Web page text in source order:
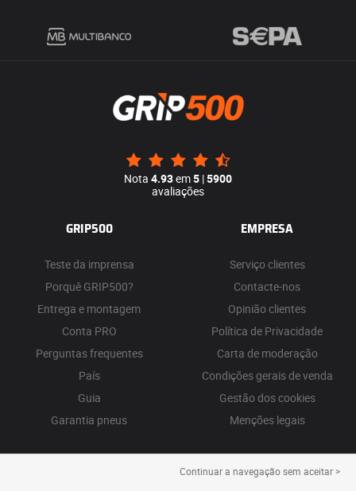
Nota 4.93em5 |5900
avaliações
GRIP500
Teste da imprensa
Porquê GRIP500?
Entrega e montagem
Conta PRO
Perguntas frequentes
País
Guia
Garantia pneus
EMPRESA
Serviço clientes
Contacte-nos
Opinião clientes
Política de Privacidade
Carta de moderação
Condições gerais de venda
Gestão dos cookies
Menções legais
Continuar a navegação sem aceitar >